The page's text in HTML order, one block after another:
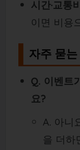
시간·교통
이면 비용
자주 묻
Q. 이벤트
요?
A. 아니
을 더하